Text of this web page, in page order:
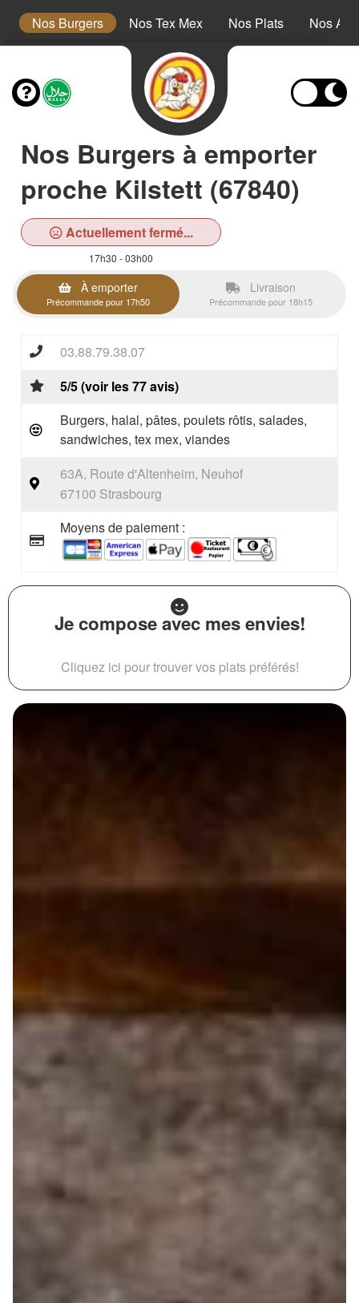
Nos Burgers Nos Tex Mex Nos Plats Nos
Nos Burgers à emporter
proche Kilstett (67840)
Actuellement fermé...
17h30 - 03h00
À emporter
Précommande pour 17h50
Livraison
Précommande pour 18h15
03.88.79.38.07
5/5 (voir les 77 avis)
Burgers, halal, pâtes, poulets rôtis, salades,
sandwiches, tex mex, viandes
63A, Route d'Altenheim, Neuhof
67100 Strasbourg
Moyens de paiement :
Je compose avec mes envies!
Cliquez ici pour trouver vos plats préférés!